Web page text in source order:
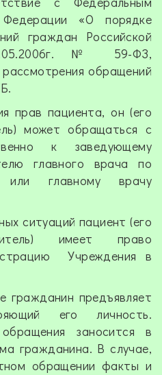
«О порядке
граждан Российской
№ 59-ФЗ,
обращений
прав пациента, он (его
может обращаться с
к заведующему
главного врача по
или главному врачу
ситуаций пациент (его
имеет право
Учреждения в
гражданин предъявляет
его личность.
заносится в
гражданина. В случае,
обращении факты и